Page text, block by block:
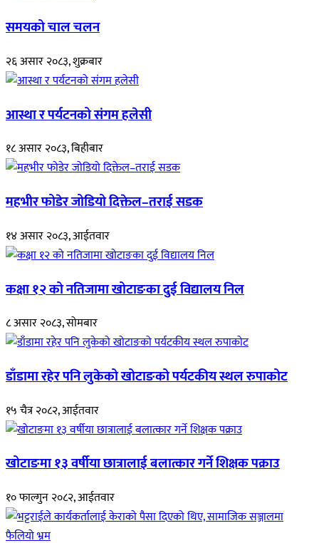
समयको चाल चलन
२६ असार २०८३, शुक्रबार
आस्था र पर्यटनको संगम हलेसी
१८ असार २०८३, बिहीबार
महभीर फोडेर जोडियो दिक्तेल–तराई सडक
१४ असार २०८३, आईतवार
कक्षा १२ को नतिजामा खोटाङका दुई विद्यालय निल
८ असार २०८३, सोमबार
डाँडामा रहेर पनि लुकेको खोटाङको पर्यटकीय स्थल रुपाकोट
१५ चैत्र २०८२, आईतवार
खोटाङमा १३ वर्षीया छात्रालाई बलात्कार गर्ने शिक्षक पक्राउ
१० फाल्गुन २०८२, आईतवार